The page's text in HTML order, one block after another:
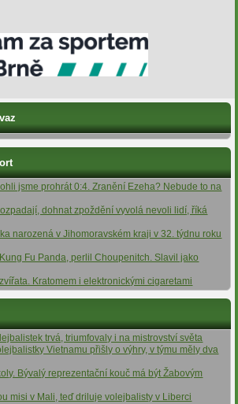
jsme prohrát 0:4. Zranění Ezeha? Nebude to na
dohnat zpoždění vyvolá nevoli lidí, říká
narozená v Jihomoravském kraji v 32. týdnu roku
Fu Panda, perlil Choupenitch. Slavil jako
Kratomem i elektronickými cigaretami
trvá, triumfovaly i na mistrovství světa
Vietnamu přišly o výhry, v týmu měly dva
Bývalý reprezentační kouč má být Žabovým
misi v Mali, teď driluje volejbalisty v Liberci